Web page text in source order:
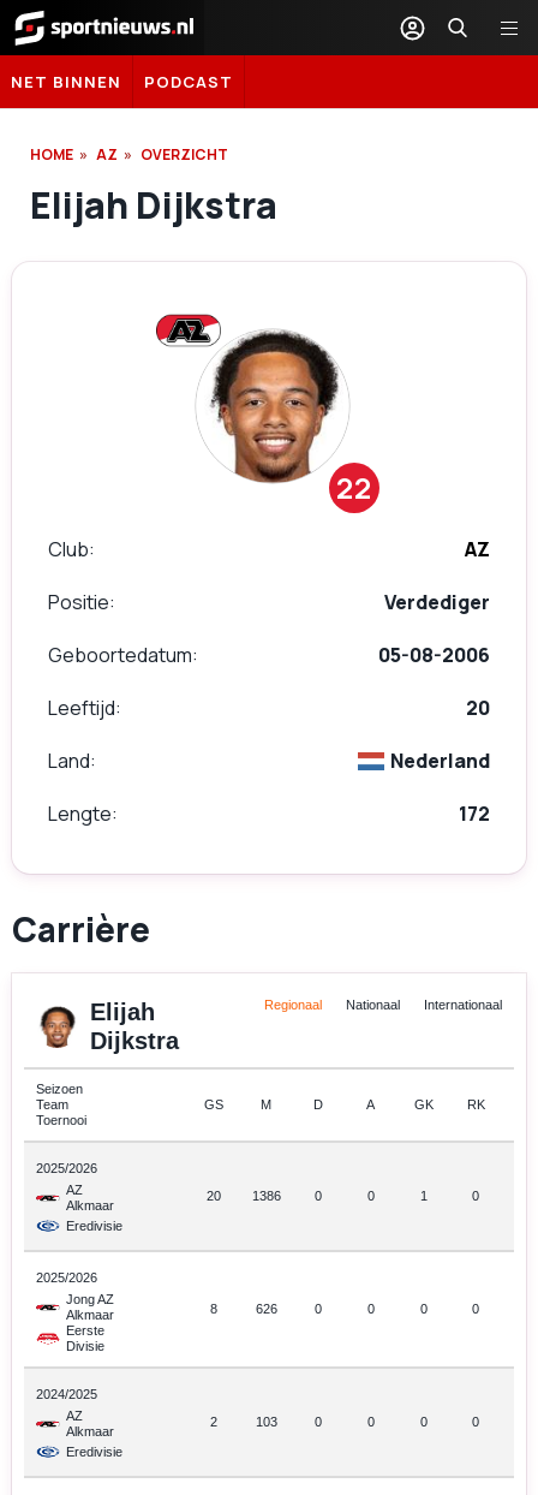
Sportnieuws.nl
NET BINNEN PODCAST
HOME AZ OVERZICHT
Elijah Dijkstra
22
Club
AZ
Positie
Verdediger
Geboortedatum
05-08-2006
Leeftijd
20
Land
Nederland
Lengte
172
Carrière
Elijah
Dijkstra
Regionaal Nationaal Internationaal
Seizoen
Team
Toernooi
GS M D A GK RK
2025/2026
AZ
Alkmaar
Eredivisie
20 1386 0 0 1 0
2025/2026
Jong AZ
Alkmaar
Eerste
Divisie
8 626 0 0 0 0
2024/2025
AZ
Alkmaar
Eredivisie
2 103 0 0 0 0